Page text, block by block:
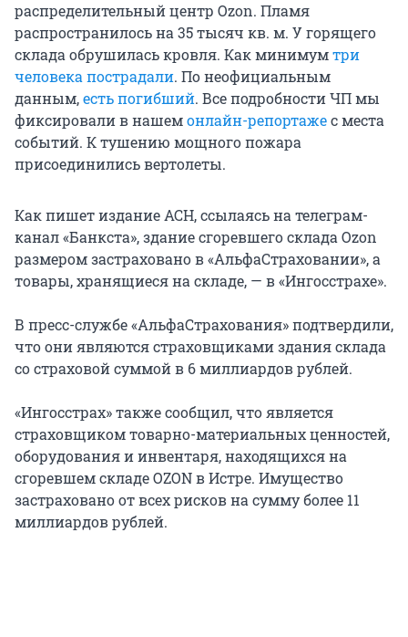
распределительный центр Ozon. Пламя
распространилось на 35 тысяч кв. м. У горящего
склада обрушилась кровля. Как минимумтри
человека пострадали. По неофициальным
данным,есть погибший. Все подробности ЧП мы
фиксировали в нашемонлайн-репортажес места
событий. К тушению мощного пожара
присоединились вертолеты.
Как пишет издание АСН, ссылаясь на телеграм-
канал «Банкста», здание сгоревшего склада Ozon
размером застраховано в «АльфаСтраховании», а
товары, хранящиеся на складе, — в «Ингосстрахе».
В пресс-службе «АльфаСтрахования» подтвердили,
что они являются страховщиками здания склада
со страховой суммой в 6 миллиардов рублей.
«Ингосстрах» также сообщил, что является
страховщиком товарно-материальных ценностей,
оборудования и инвентаря, находящихся на
сгоревшем складе OZON в Истре. Имущество
застраховано от всех рисков на сумму более 11
миллиардов рублей.